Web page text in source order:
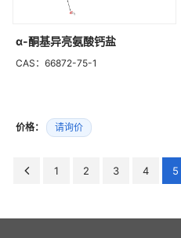
α-酮基异亮氨酸钙盐
CAS：66872-75-1
价格： 请询价
1 2 3 4 5